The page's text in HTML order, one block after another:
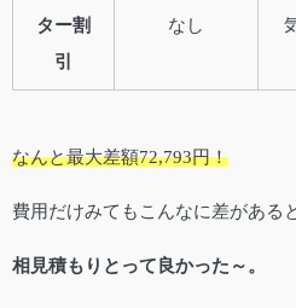
ター割
引
なし
なんと最大差額72,793円！
費用だけみてもこんなに差がある
相見積もりとって良かった～。